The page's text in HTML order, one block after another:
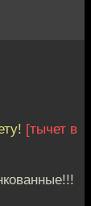
[тычет в